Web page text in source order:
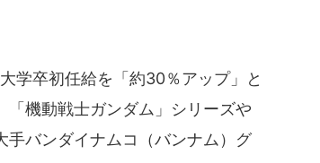
学卒初任給を「約30％アップ」と
機動戦士ガンダム」シリーズや
手バンダイナムコ（バンナム）グ